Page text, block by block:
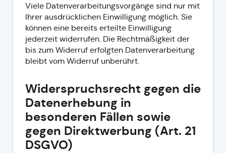
Viele Datenverarbeitungsvorgänge sind nur mit
Ihrer ausdrücklichen Einwilligung möglich. Sie
können eine bereits erteilte Einwilligung
jederzeit widerrufen. Die Rechtmäßigkeit der
bis zum Widerruf erfolgten Datenverarbeitung
bleibt vom Widerruf unberührt.
Widerspruchsrecht gegen die
Datenerhebung in
besonderen Fällen sowie
gegen Direktwerbung (Art. 21
DSGVO)